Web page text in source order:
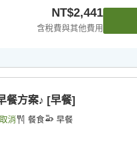
NT$2,441
含稅費與其他費用
餐方案♪ [早餐]
消 餐食 早餐